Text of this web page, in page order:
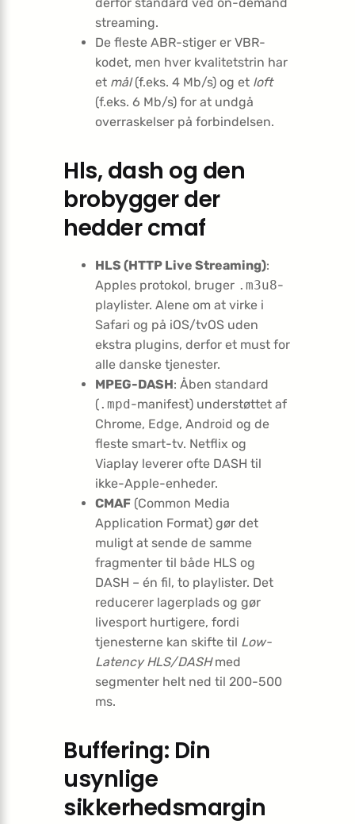
streaming.
De fleste ABR-stiger er VBR-
kodet, men hver kvalitetstrin har
et mål(f.eks. 4 Mb/s) og et loft
(f.eks. 6 Mb/s) for at undgå
overraskelser på forbindelsen.
Hls, dash og den
brobygger der
hedder cmaf
HLS (HTTP Live Streaming):
Apples protokol, bruger .m3u8-
playlister. Alene om at virke i
Safari og på iOS/tvOS uden
ekstra plugins, derfor et must for
alle danske tjenester.
MPEG-DASH: Åben standard
(.mpd-manifest) understøttet af
Chrome, Edge, Android og de
fleste smart-tv. Netflix og
Viaplay leverer ofte DASH til
ikke-Apple-enheder.
CMAF (Common Media
Application Format) gør det
muligt at sende de samme
fragmenter til både HLS og
DASH – én fil, to playlister. Det
reducerer lagerplads og gør
livesport hurtigere, fordi
tjenesterne kan skifte til Low-
Latency HLS/DASHmed
segmenter helt ned til 200-500
ms.
Buffering: Din
usynlige
sikkerhedsmargin